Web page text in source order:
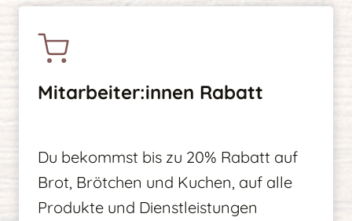
Mitarbeiter:innen Rabatt
Du bekommst bis zu 20% Rabatt auf
Brot, Brötchen und Kuchen, auf alle
Produkte und Dienstleistungen